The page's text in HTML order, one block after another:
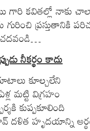
కవితల్లో నాకు
గురించి ప్రస్తుతానికి
చదవండి…
నీకర్థం కాదు
కూల్చలేని
మట్టి విగ్రహం
కుప్పకూలింది
దళిత హృదయాన్ని